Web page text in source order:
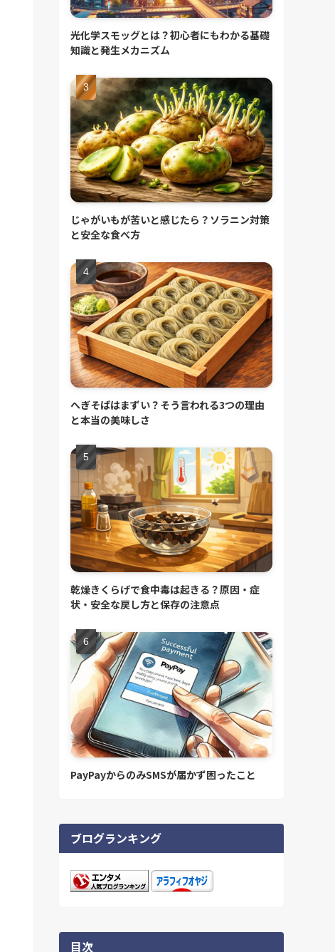
光化学スモッグとは？初心者にもわかる基礎
知識と発生メカニズム
じゃがいもが苦いと感じたら？ソラニン対策
と安全な食べ方
へぎそばはまずい？そう言われる3つの理由
と本当の美味しさ
乾燥きくらげで食中毒は起きる？原因・症
状・安全な戻し方と保存の注意点
PayPayからのみSMSが届かず困ったこと
ブログランキング
目次